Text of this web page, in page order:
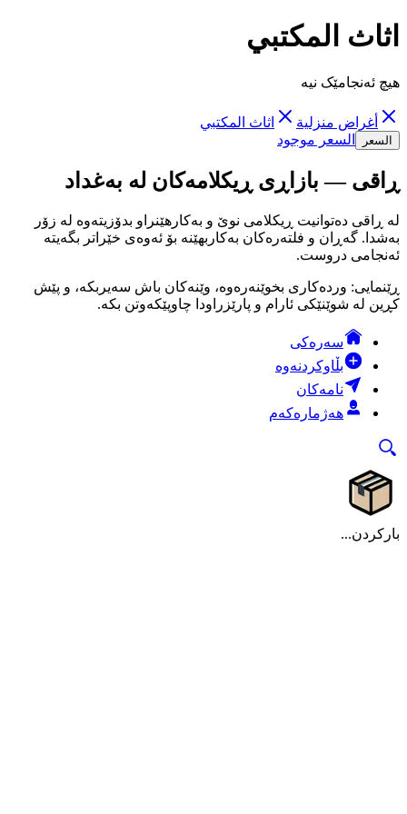
اثاث المكتبي
هیچ ئەنجامێک نیە
أغراض منزلية اثاث المكتبي
السعر السعر موجود
ڕاقی — بازاڕی ڕیکلامەکان لە بەغداد
لە ڕاقی دەتوانیت ڕیکلامی نوێ و بەکارهێنراو بدۆزیتەوە لە زۆر
بەشدا. گەڕان و فلتەرەکان بەکاربهێنە بۆ ئەوەی خێراتر بگەیتە
ئەنجامی دروست.
ڕێنمایی: وردەکاری بخوێنەرەوە، وێنەکان باش سەیربکە، و پێش
کڕین لە شوێنێکی ئارام و پارێزراودا چاوپێکەوتن بکە.
سەرەکی
بڵاوکردنەوە
نامەکان
هەژمارەکەم
بارکردن...